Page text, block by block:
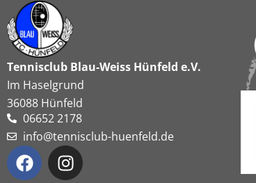
Tennisclub Blau-Weiss Hünfeld e.V.
Im Haselgrund
36088 Hünfeld
06652 2178
info@tennisclub-huenfeld.de
F
a
I
n